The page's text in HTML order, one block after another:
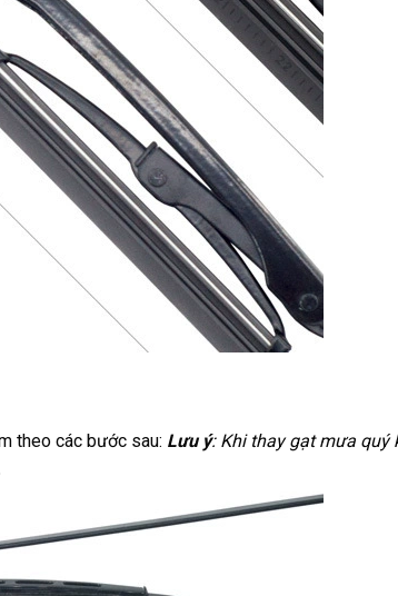
theo các bước sau: Lưu ý: Khi thay gạt mưa quý